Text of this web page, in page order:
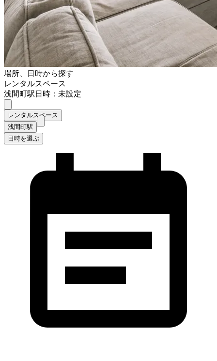
場所、日時から探す
レンタルスペース
浅間町駅日時：未設定
レンタルスペース
浅間町駅
日時を選ぶ